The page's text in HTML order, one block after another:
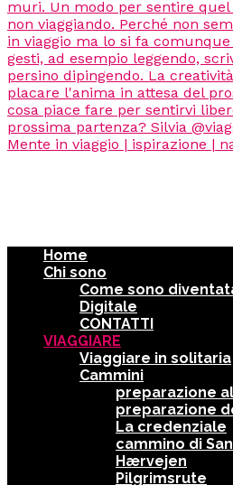
Home
Chi sono
Come sono
Digitale
CONTATTI
VIAGGIARE
Viaggiare in solitaria
Cammini
preparazione
preparazione
La credenziale
cammino di
Hærvejen
Pilgrimsrute